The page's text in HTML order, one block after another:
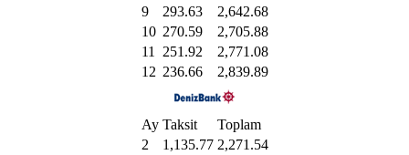
9
293.63
2,642.68
10 270.59
2,705.88
11
251.92
2,771.08
12 236.66 2,839.89
Ay Taksit
Toplam
2
1,135.77 2,271.54